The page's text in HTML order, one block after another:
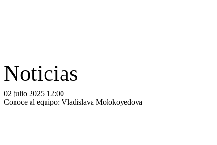
Noticias
02 julio 2025 12:00
Conoce al equipo: Vladislava Molokoyedova